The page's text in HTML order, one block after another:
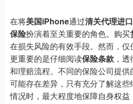
在将美国iPhone通过清关代理进
保险扮演着至关重要的角色。购买
在损失风险的有效手段。然而，仅
更重要的是仔细阅读保险条款 ，
和理赔流程。不同的保险公司提
可能存在差异，只有充分了解这
情况时，最大程度地保障自身权益